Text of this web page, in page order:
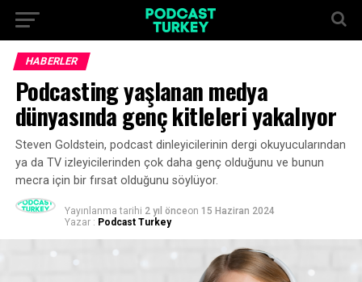
HABERLER
Podcasting yaşlanan medya
dünyasında genç kitleleri yakalıyor
Steven Goldstein, podcast dinleyicilerinin dergi okuyucularından
ya da TV izleyicilerinden çok daha genç olduğunu ve bunun
mecra için bir fırsat olduğunu söylüyor.
Yayınlanma tarihi 2 yıl önceon 15 Haziran 2024
Yazar : Podcast Turkey